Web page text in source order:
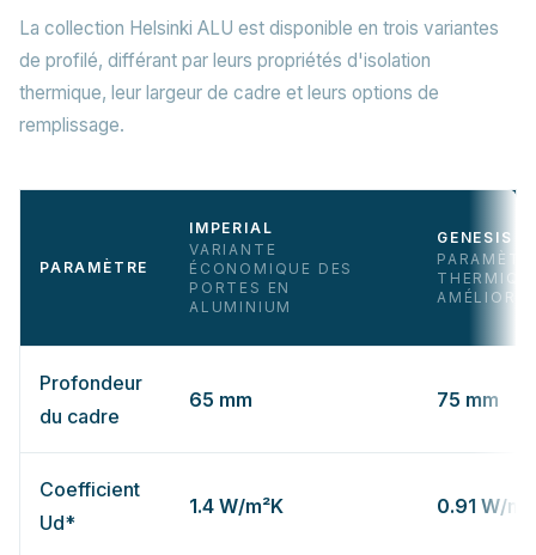
La collection Helsinki ALU est disponible en trois variantes
de profilé, différant par leurs propriétés d'isolation
thermique, leur largeur de cadre et leurs options de
remplissage.
PARAMÈTRE
IMPERIAL
VARIANTE
ÉCONOMIQUE DES
PORTES EN
ALUMINIUM
GENESIS
Profondeur
du cadre
65 mm 75 mm
Coefficient
Ud*
1.4 W/m²K 0.91 W/